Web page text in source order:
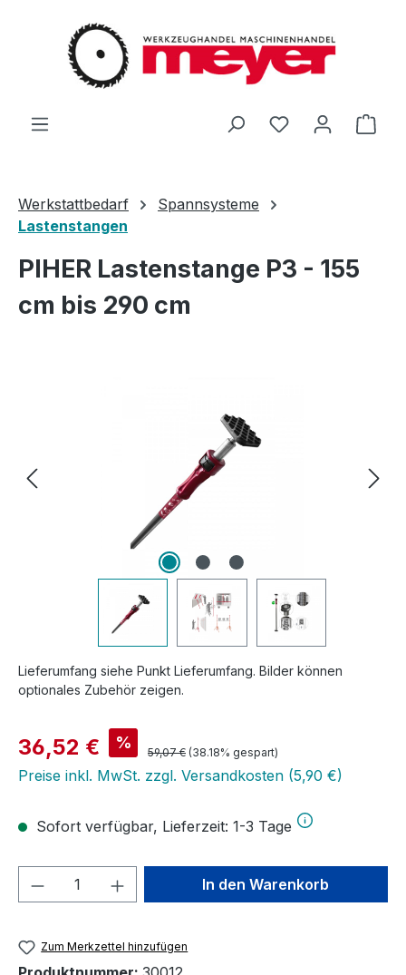
Zum Hauptinhalt springen
Du hast 0
Werkstattbedarf
Spannsysteme
Lastenstangen
PIHER Lastenstange P3 - 155
cm bis 290 cm
Lieferumfang siehe Punkt Lieferumfang. Bilder können
optionales Zubehör zeigen.
Verkaufspreis:
36,52 € % Regulärer Preis:
59,07 € (38.18% gespart)
Preise inkl. MwSt. zzgl. Versandkosten (5,90 €)
Sofort verfügbar, Lieferzeit: 1-3 Tage
Produkt Anzahl: Gib denIn den Warenkorb
Zum Merkzettel hinzufügen